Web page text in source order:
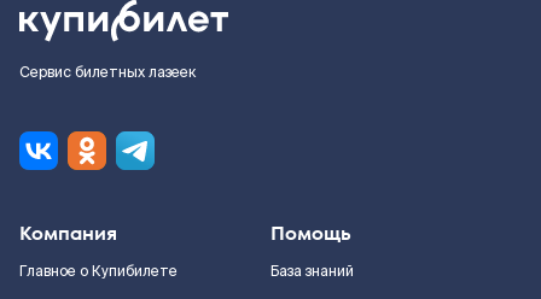
Сервис билетных лазеек
Компания
Главное о Купибилете
Помощь
База знаний